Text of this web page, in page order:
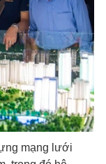
mạng lưới